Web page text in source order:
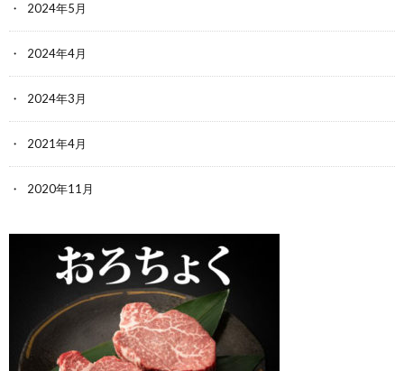
2024年5月
2024年4月
2024年3月
2021年4月
2020年11月